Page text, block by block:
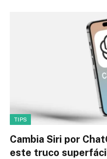
TIPS
Cambia Siri por
este truco